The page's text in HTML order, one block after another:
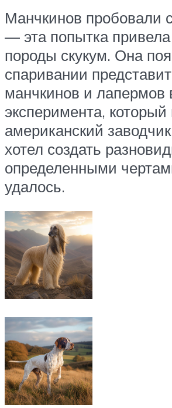
Манчкинов пробовали
— эта попытка
породы скукум. Она
спаривании
манчкинов и лапермов
эксперимента, который
американский
хотел создать
определенными
удалось.